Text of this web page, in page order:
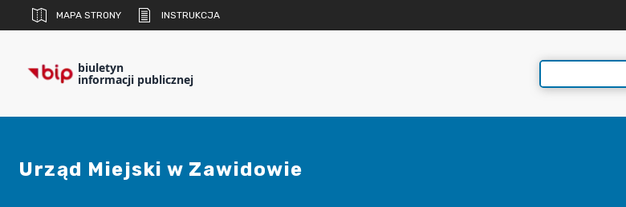
MAPA STRONY INSTRUKCJA
biuletyn
informacji publicznej
Urząd Miejski w Zawidowie